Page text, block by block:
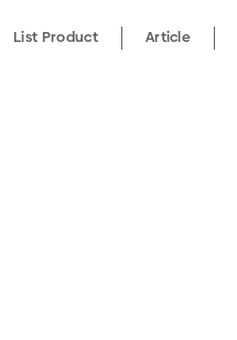
List Product Article